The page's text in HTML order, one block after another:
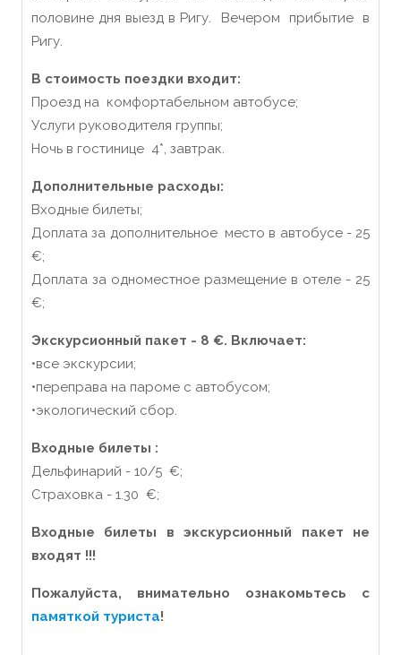
половине дня выезд в Ригу. Вечером прибытие в
Ригу.
В стоимость поездки входит:
Проезд на комфортабельном автобусе;
Услуги руководителя группы;
Ночь в гостинице 4*, завтрак.
Дополнительные расходы:
Входные билеты;
Доплата за дополнительное место в автобусе - 25
€;
Доплата за одноместное размещение в отеле - 25
€;
Экскурсионный пакет - 8 €. Включает:
•все экскурсии;
•переправа на пароме с автобусом;
•экологический сбор.
Входные билеты :
Дельфинарий - 10/5 €;
Страховка - 1.30 €;
Входные билеты в экскурсионный пакет не
входят !!!
Пожалуйста, внимательно ознакомьтесь с
памяткой туриста!